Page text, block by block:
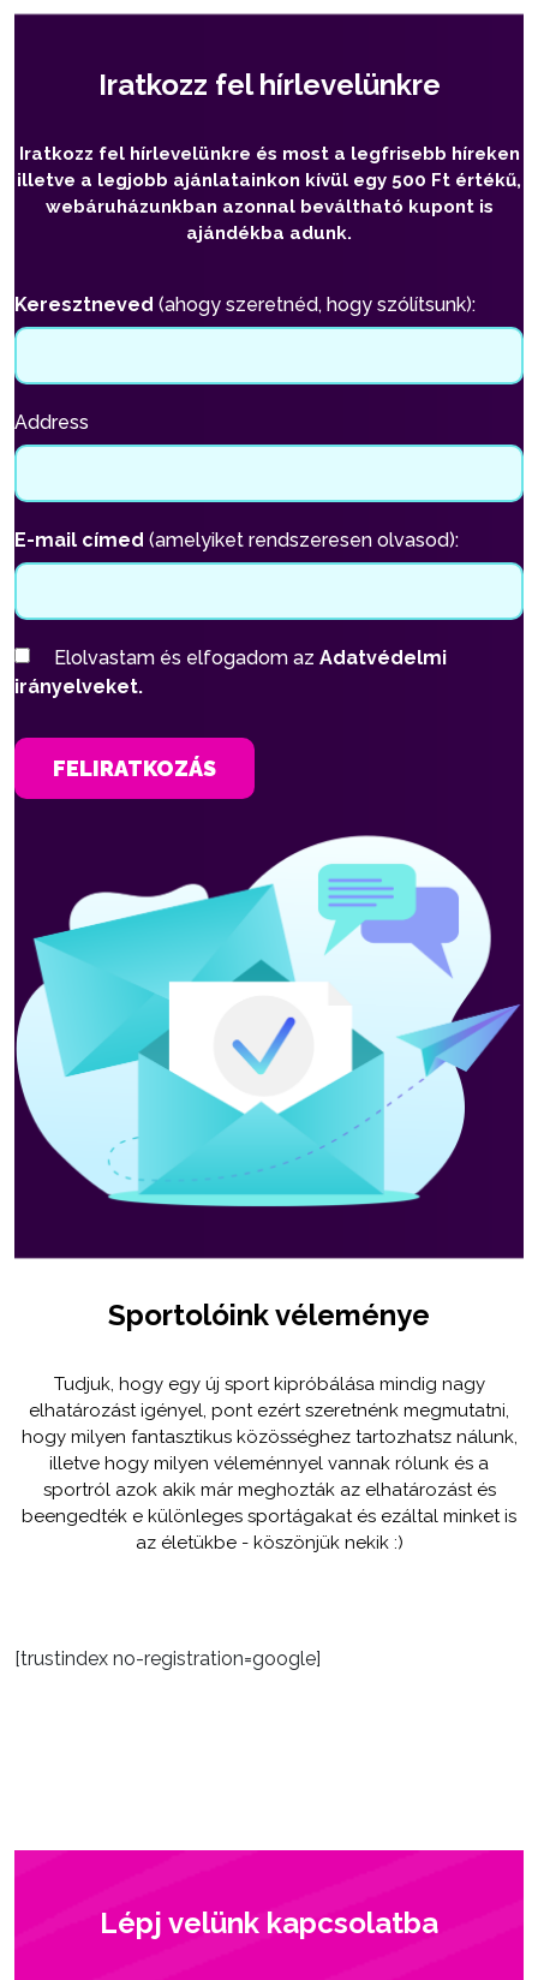
Iratkozz fel hírlevelünkre
Iratkozz fel hírlevelünkre és most a legfrisebb híreken
illetve a legjobb ajánlatainkon kívül egy 500 Ft értékű,
webáruházunkban azonnal beváltható kupont is
ajándékba adunk.
Keresztneved (ahogy szeretnéd, hogy szólítsunk):
Address
E-mail címed (amelyiket rendszeresen olvasod):
Elolvastam és elfogadom az Adatvédelmi
irányelveket.
FELIRATKOZÁS
Sportolóink véleménye
Tudjuk, hogy egy új sport kipróbálása mindig nagy
elhatározást igényel, pont ezért szeretnénk megmutatni,
hogy milyen fantasztikus közösséghez tartozhatsz nálunk,
illetve hogy milyen véleménnyel vannak rólunk és a
sportról azok akik már meghozták az elhatározást és
beengedték e különleges sportágakat és ezáltal minket is
az életükbe - köszönjük nekik :)
[trustindex no-registration=google]
Lépj velünk kapcsolatba